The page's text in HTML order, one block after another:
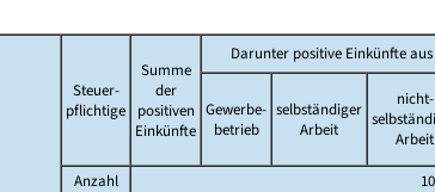
Steuer-
pflichtige
Summe
der
positiven
Einkünfte
Darunter positive Einkünfte aus
Gewerbe-
betrieb
selbständiger
Arbeit
nicht-
Arbeit
Anzahl